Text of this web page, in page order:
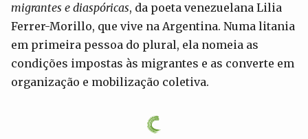
migrantes e diaspóricas, da poeta venezuelana Lilia
Ferrer-Morillo, que vive na Argentina. Numa litania
em primeira pessoa do plural, ela nomeia as
condições impostas às migrantes e as converte em
organização e mobilização coletiva.